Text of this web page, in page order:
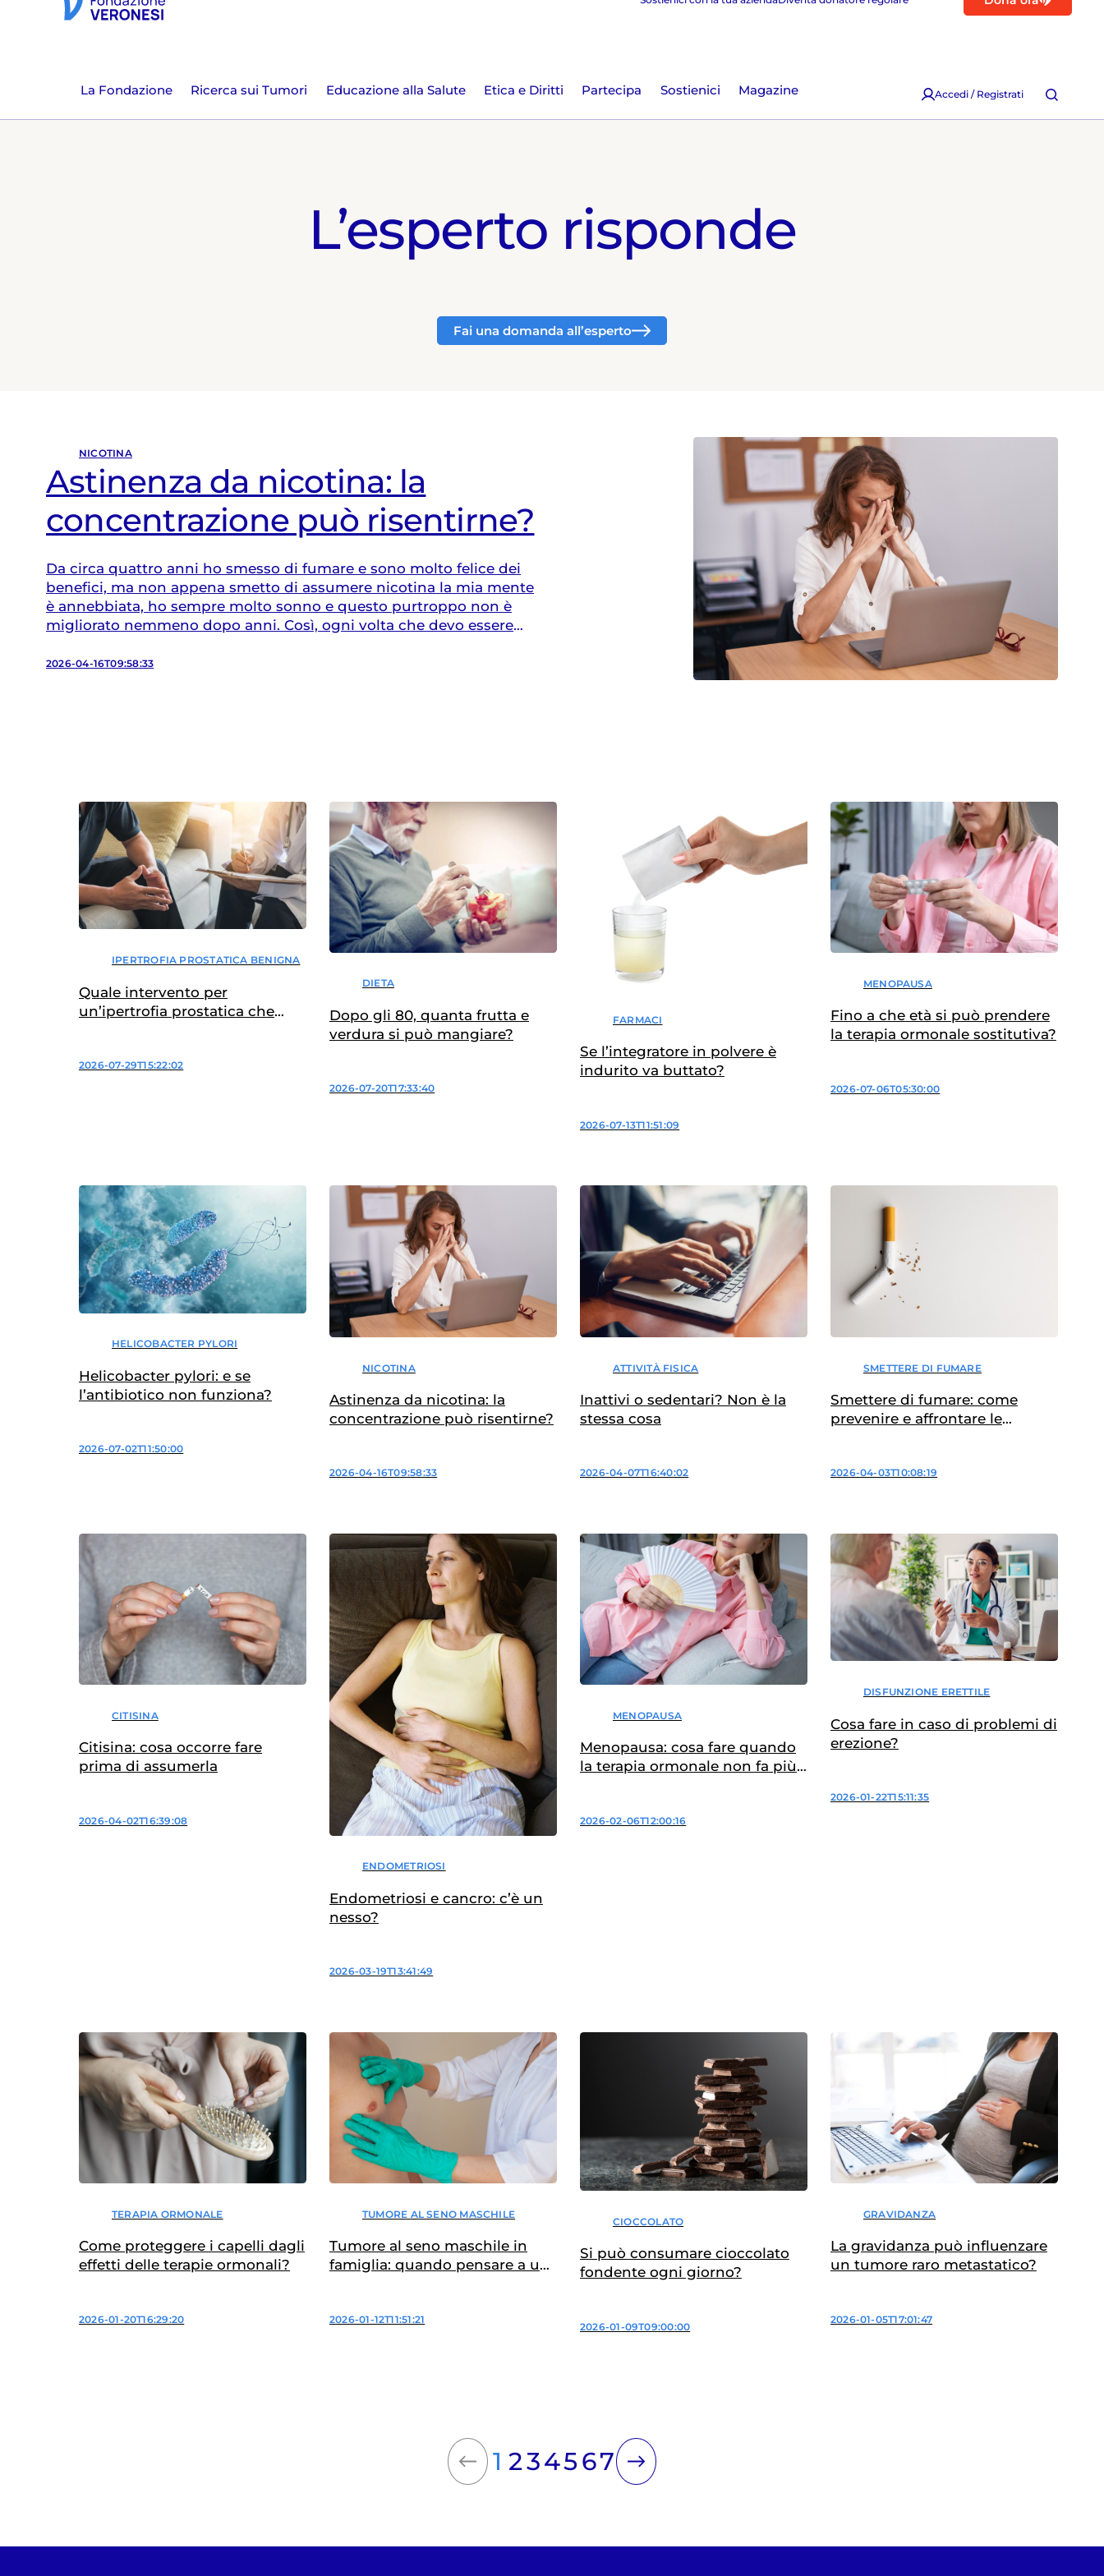
La Fondazione Ricerca sui Tumori Educazione alla Salute Etica e Diritti Partecipa Sostienici Magazine Accedi / Registrati
L’esperto risponde
Fai una domanda all’esperto
NICOTINA
Astinenza da nicotina: la
concentrazione può risentirne?
Da circa quattro anni ho smesso di fumare e sono molto felice dei
benefici, ma non appena smetto di assumere nicotina la mia mente
è annebbiata, ho sempre molto sonno e questo purtroppo non è
migliorato nemmeno dopo anni. Così, ogni volta che devo essere
Cosa…
2026-04-16T09:58:33
IPERTROFIA PROSTATICA BENIGNA
Quale intervento per
un’ipertrofia prostatica che
2026-07-29T15:22:02
DIETA
Dopo gli 80, quanta frutta e
verdura si può mangiare?
2026-07-20T17:33:40
FARMACI
Se l’integratore in polvere è
indurito va buttato?
2026-07-13T11:51:09
MENOPAUSA
Fino a che età si può prendere
la terapia ormonale sostitutiva?
2026-07-06T05:30:00
HELICOBACTER PYLORI
Helicobacter pylori: e se
l’antibiotico non funziona?
2026-07-02T11:50:00
NICOTINA
Astinenza da nicotina: la
concentrazione può risentirne?
2026-04-16T09:58:33
ATTIVITÀ FISICA
Inattivi o sedentari? Non è la
stessa cosa
2026-04-07T16:40:02
SMETTERE DI FUMARE
Smettere di fumare: come
prevenire e affrontare le
2026-04-03T10:08:19
CITISINA
Citisina: cosa occorre fare
prima di assumerla
2026-04-02T16:39:08
ENDOMETRIOSI
Endometriosi e cancro: c’è un
nesso?
2026-03-19T13:41:49
MENOPAUSA
Menopausa: cosa fare quando
la terapia ormonale non fa più
2026-02-06T12:00:16
DISFUNZIONE ERETTILE
Cosa fare in caso di problemi di
erezione?
2026-01-22T15:11:35
TERAPIA ORMONALE
Come proteggere i capelli dagli
effetti delle terapie ormonali?
2026-01-20T16:29:20
TUMORE AL SENO MASCHILE
Tumore al seno maschile in
famiglia: quando pensare a un
2026-01-12T11:51:21
CIOCCOLATO
Si può consumare cioccolato
fondente ogni giorno?
2026-01-09T09:00:00
GRAVIDANZA
La gravidanza può influenzare
un tumore raro metastatico?
2026-01-05T17:01:47
1 234567